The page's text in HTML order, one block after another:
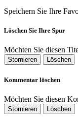
Speichern Sie Ihre
Löschen Sie Ihre Spur
Möchten Sie diesen
Stornieren Löschen
Kommentar löschen
Möchten Sie diesen
Stornieren Löschen